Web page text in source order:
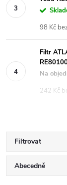
98 Kč
Filtr
Na
242 Kč
Filtrovat
Ř
Abecedně